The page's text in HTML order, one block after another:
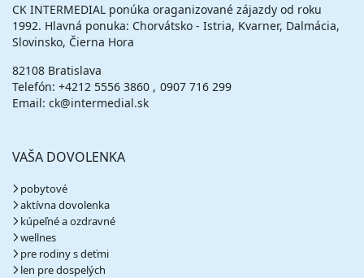
CK INTERMEDIAL ponúka oraganizované zájazdy od roku
1992. Hlavná ponuka: Chorvátsko - Istria, Kvarner, Dalmácia,
Slovinsko, Čierna Hora
82108 Bratislava
Telefón: +4212 5556 3860
0907 716 299
Email: ck@intermedial.sk
VAŠA DOVOLENKA
pobytové
aktívna dovolenka
kúpeľné a ozdravné
wellnes
pre rodiny s deťmi
len pre dospelých